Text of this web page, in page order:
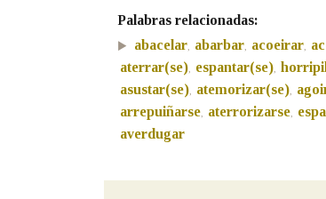
Contén
OUTRAS OPCIÓNS DE BUSCA
Marcas gramaticais
Palabras relacionadas:
abacelar, abarbar, acoeirar,
aterrar(se), espantar(se),
asustar(se), atemorizar(se),
arrepuiñarse, aterrorizarse,
averdugar